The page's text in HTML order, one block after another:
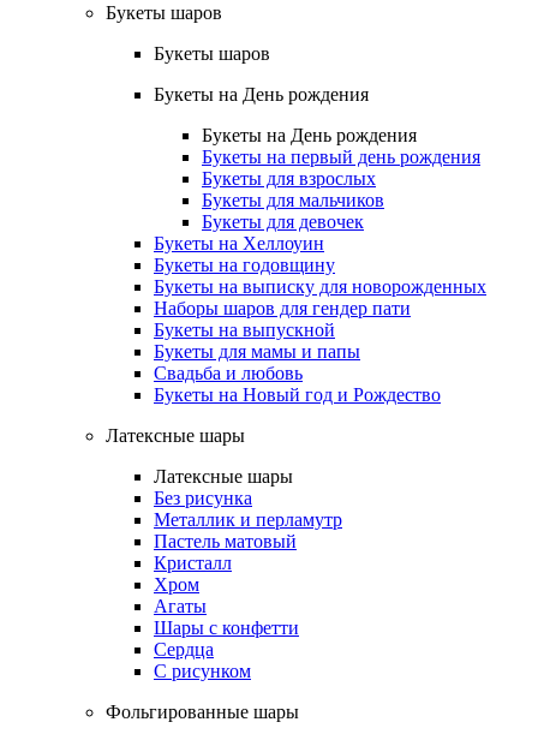
Букеты шаров
Букеты шаров
Букеты на День рождения
Букеты на День рождения
Букеты на первый день рождения
Букеты для взрослых
Букеты для мальчиков
Букеты для девочек
Букеты на Хеллоуин
Букеты на годовщину
Букеты на выписку для новорожденных
Наборы шаров для гендер пати
Букеты на выпускной
Букеты для мамы и папы
Свадьба и любовь
Букеты на Новый год и Рождество
Латексные шары
Латексные шары
Без рисунка
Металлик и перламутр
Пастель матовый
Кристалл
Хром
Агаты
Шары с конфетти
Сердца
С рисунком
Фольгированные шары